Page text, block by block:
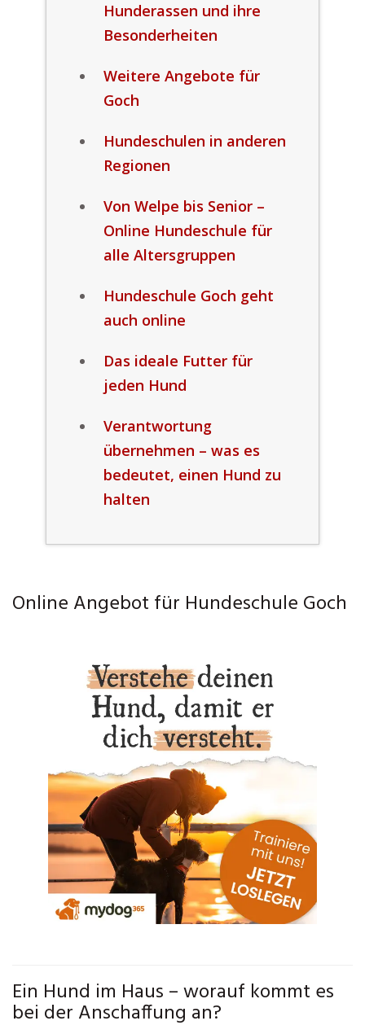
Hunderassen und ihre
Besonderheiten
Weitere Angebote für
Goch
Hundeschulen in anderen
Regionen
Von Welpe bis Senior –
Online Hundeschule für
alle Altersgruppen
Hundeschule Goch geht
auch online
Das ideale Futter für
jeden Hund
Verantwortung
übernehmen – was es
bedeutet, einen Hund zu
halten
Online Angebot für Hundeschule Goch
Ein Hund im Haus – worauf kommt es
bei der Anschaffung an?